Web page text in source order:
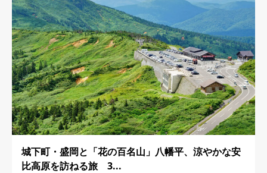
城下町・盛岡と「花の百名山」八幡平、涼やかな安
比高原を訪ねる旅 3...